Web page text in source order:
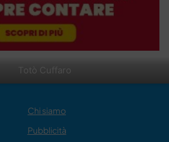
Totò Cuffaro
Chi siamo
Pubblicità